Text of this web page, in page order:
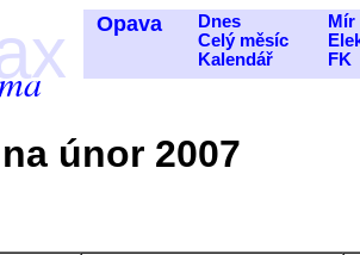
Opava
Dnes
Celý měsíc
Kalendář
Mír
FK
únor 2007